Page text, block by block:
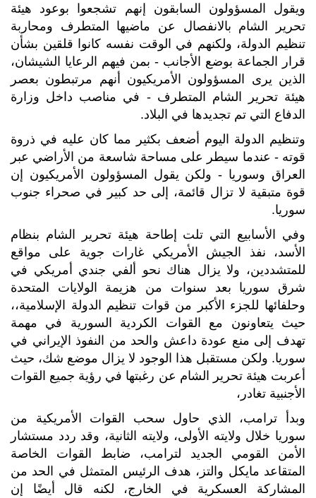
ويقول المسؤولون السابقون إنهم تشجعوا بوعود هيئة
تحرير الشام بالانفصال عن ماضيها المتطرف ومحاربة
تنظيم الدولة، ولكنهم في الوقت نفسه كانوا قلقين بشأن
قرار الجماعة بوضع الأجانب - بمن فيهم الرعايا الشيشان،
الذين يرى المسؤولون الأمريكيون أنهم مرتبطون بعصر
هيئة تحرير الشام المتطرف - في مناصب داخل وزارة
الدفاع التي تم تجديدها في البلاد.
وتنظيم الدولة اليوم أضعف بكثير مما كان عليه في ذروة
قوته - عندما سيطر على مساحة شاسعة من الأراضي عبر
العراق وسوريا - ولكن يقول المسؤولون الأمريكيون إن
قوة متبقية لا تزال قائمة، إلى حد كبير في صحراء جنوب
سوريا.
وفي الأسابيع التي تلت إطاحة هيئة تحرير الشام بنظام
الأسد، نفذ الجيش الأمريكي غارات جوية على مواقع
للمتشددين، ولا يزال هناك نحو ألفي جندي أمريكي في
شرق سوريا بعد سنوات من هزيمة الولايات المتحدة
وحلفائها للجزء الأكبر من قوات تنظيم الدولة الإسلامية،،
حيث يتعاونون مع القوات الكردية السورية في مهمة
تهدف إلى منع عودة داعش والحد من النفوذ الإيراني في
سوريا. ولكن مستقبل هذا الوجود لا يزال موضع شك، حيث
أعربت هيئة تحرير الشام عن رغبتها في رؤية جميع القوات
الأجنبية تغادر،
وبدأ ترامب، الذي حاول سحب القوات الأمريكية من
سوريا خلال ولايته الأولى، ولايته الثانية، وقد ردد مستشار
الأمن القومي الجديد لترامب، ضابط القوات الخاصة
المتقاعد مايكل والتز، هدف الرئيس المتمثل في الحد من
المشاركة العسكرية في الخارج، لكنه قال أيضًا إن